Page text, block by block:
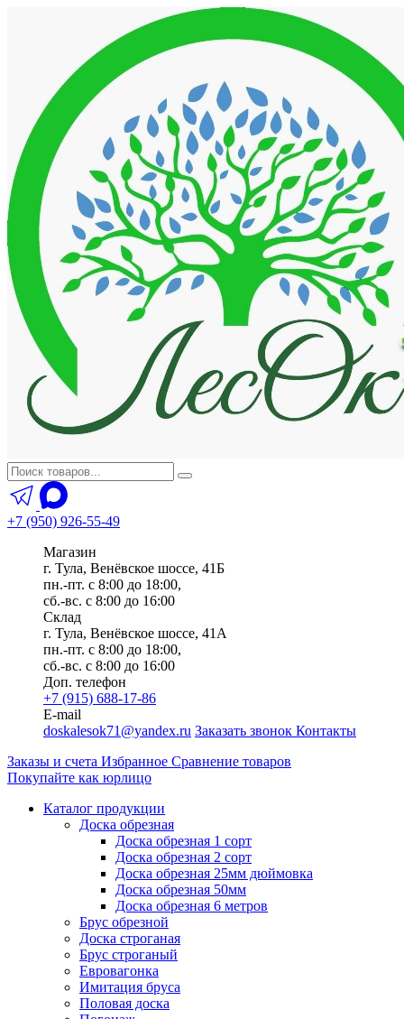
+7 (950) 926-55-49
Магазин
г. Тула, Венёвское шоссе, 41Б
пн.-пт. с 8:00 до 18:00,
сб.-вс. с 8:00 до 16:00
Склад
г. Тула, Венёвское шоссе, 41А
пн.-пт. с 8:00 до 18:00,
сб.-вс. с 8:00 до 16:00
Доп. телефон
+7 (915) 688-17-86
E-mail
doskalesok71@yandex.ru Заказать звонок Контакты
Заказы и счета Избранное Сравнение товаров
Покупайте как юрлицо
Каталог продукции
Доска обрезная
Доска обрезная 1 сорт
Доска обрезная 2 сорт
Доска обрезная 25мм дюймовка
Доска обрезная 50мм
Доска обрезная 6 метров
Брус обрезной
Доска строганая
Брус строганый
Евровагонка
Имитация бруса
Половая доска